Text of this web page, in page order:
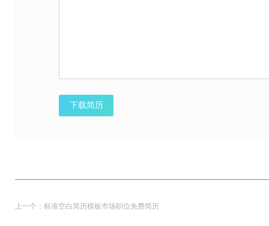
下载简历
上一个：标准空白简历模板市场职位免费简历